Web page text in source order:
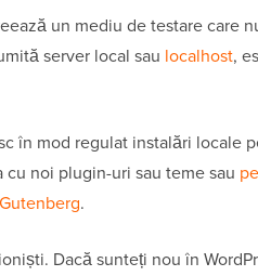
un mediu de testare care
server local sau localhost,
în mod regulat instalări locale
noi plugin-uri sau teme sau
.
Dacă sunteți nou în